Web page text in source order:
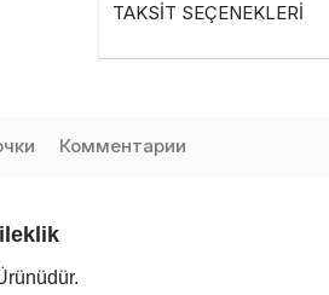
TAKSİT SEÇENEKLERİ
Комментарии